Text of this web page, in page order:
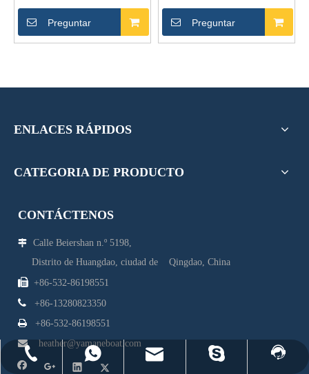
m con congelador
Preguntar
hierro de 25,5 m
Preguntar
ENLACES RÁPIDOS
CATEGORIA DE PRODUCTO
CONTÁCTENOS
 Calle Beiershan n.º 5198,
Distrito de Huangdao, ciudad de Qingdao, China
 +86-532-86198551

+86-13280823350
 +86-532-86198551

heather@yamaneboat.com
+86-532-86198551
8613280823350
heather@yamaneboat.com
yamane-7
Facebook